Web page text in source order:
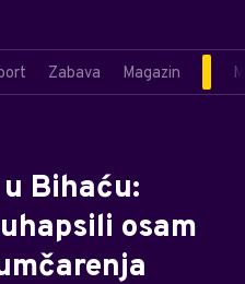
Zabava Magazin
Bihaću:
osam